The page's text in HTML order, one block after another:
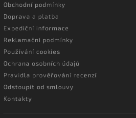
Obchodní podmínky
Doprava a platba
Expediční informace
Reklamační podmínky
Používání cookies
Ochrana osobních údajů
Pravidla prověřování recenzí
Odstoupit od smlouvy
Kontakty